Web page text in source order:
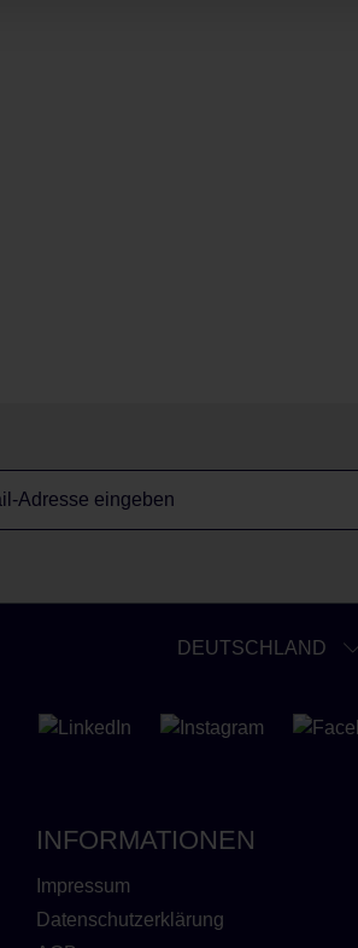
DEUTSCHLAND
INFORMATIONEN
Impressum
Datenschutzerklärung